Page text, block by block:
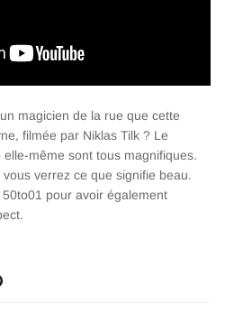
magicien de la rue que cette
filmée par Niklas Tilk ? Le
même sont tous magnifiques.
verrez ce que signifie beau.
pour avoir également
Épingler